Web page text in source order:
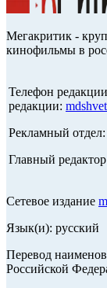
Мегакритик -
кинофильмы в
Телефон
редакции:
Рекламный отдел:
Главный
Сетевое издание
Язык(и): русский
Перевод
Российской